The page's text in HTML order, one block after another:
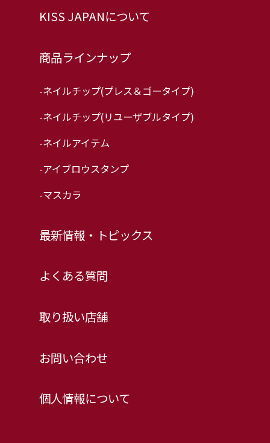
KISS JAPANについて
商品ラインナップ
-ネイルチップ(プレス＆ゴータイプ)
-ネイルチップ(リユーザブルタイプ)
-ネイルアイテム
-アイブロウスタンプ
-マスカラ
最新情報・トピックス
よくある質問
取り扱い店舗
お問い合わせ
個人情報について